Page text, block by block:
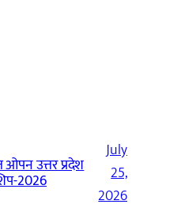
उत्तर प्रदेश
2026
July
25,
2026